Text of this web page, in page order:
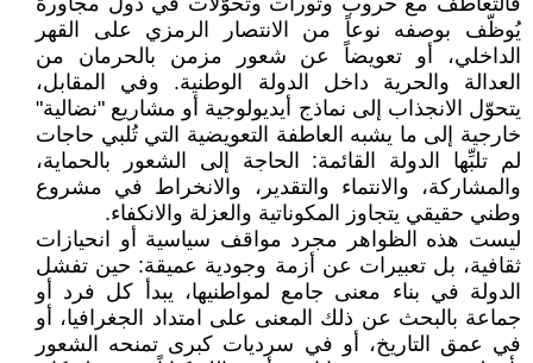
يُوظّف بوصفه نوعاً من الانتصار الرمزي على القهر
الداخلي، أو تعويضاً عن شعور مزمن بالحرمان من
العدالة والحرية داخل الدولة الوطنية. وفي المقابل،
يتحوّل الانجذاب إلى نماذج أيديولوجية أو مشاريع "نضالية"
خارجية إلى ما يشبه العاطفة التعويضية التي تُلبي حاجات
لم تلبِّها الدولة القائمة: الحاجة إلى الشعور بالحماية،
والمشاركة، والانتماء والتقدير، والانخراط في مشروع
وطني حقيقي يتجاوز المكوناتية والعزلة والانكفاء.
ليست هذه الظواهر مجرد مواقف سياسية أو انحيازات
ثقافية، بل تعبيرات عن أزمة وجودية عميقة: حين تفشل
الدولة في بناء معنى جامع لمواطنيها، يبدأ كل فرد أو
جماعة بالبحث عن ذلك المعنى على امتداد الجغرافيا، أو
في عمق التاريخ، أو في سرديات كبرى تمنحه الشعور